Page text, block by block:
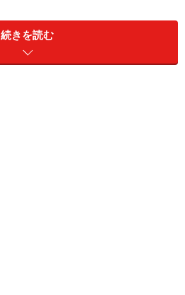
続きを読む